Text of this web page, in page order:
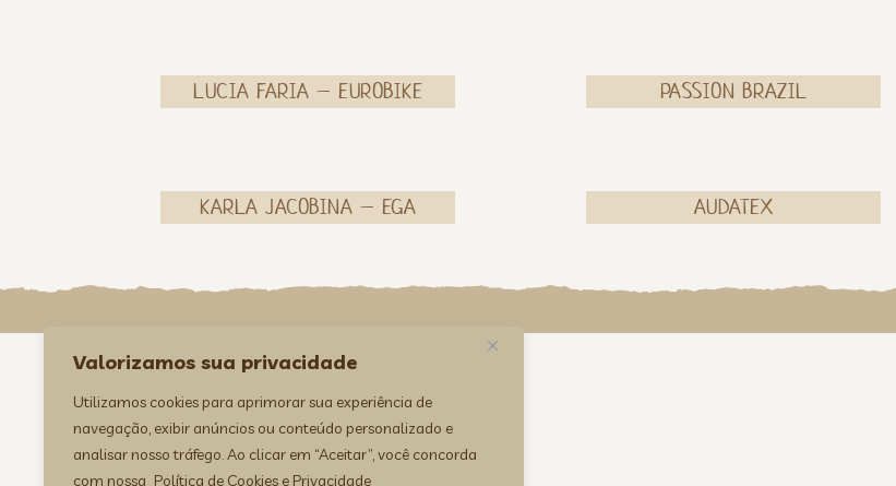
Valorizamos sua privacidade
Utilizamos cookies para aprimorar sua experiência de
navegação, exibir anúncios ou conteúdo personalizado e
analisar nosso tráfego. Ao clicar em “Aceitar”, você concorda
com nossa Política de Cookies e Privacidade
LUCIA FARIA – EUROBIKE PASSION BRAZIL
KARLA JACOBINA – EGA AUDATEX